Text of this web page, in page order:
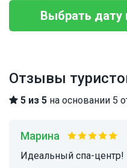
Выбрать дату
Отзывы
5 из 5 на основании 5
Марина
Идеальный спа-центр!